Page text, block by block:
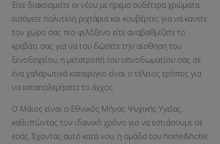
Είτε διακοσμείτε εκ νέου με ήρεμα ουδέτερα χρώματα,
εισάγετε πολυτελή ριχτάρια και κουβέρτες για να κάνετε
τον χώρο σας πιο φιλόξενο είτε αναβαθμίζετε το
κρεβάτι σας για να του δώσετε την αίσθηση του
ξενοδοχείου, η μετατροπή του υπνοδωματίου σας σε
ένα χαλαρωτικό καταφύγιο είναι ο τέλειος τρόπος για
να καταπολεμήσετε το άγχος.
Ο Μάιος είναι ο Εθνικός Μήνας Ψυχικής Υγείας,
καθιστώντας τον ιδανικό χρόνο για να εστιάσουμε σε
εσάς. Έχοντας αυτό κατά νου, η ομάδα του home&hotel